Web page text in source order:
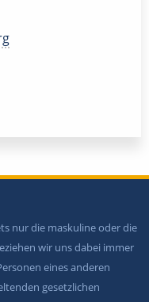
nur die maskuline oder die
wir uns dabei immer
eines anderen
gesetzlichen